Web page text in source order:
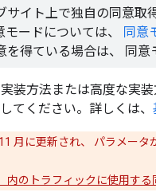
サイト上で独自の同意
モードについては、
同意
を得ている場合は、 同
実装方法または高度な実
てください。詳しくは、
月に更新され、 パラメー
内のトラフィックに使用す